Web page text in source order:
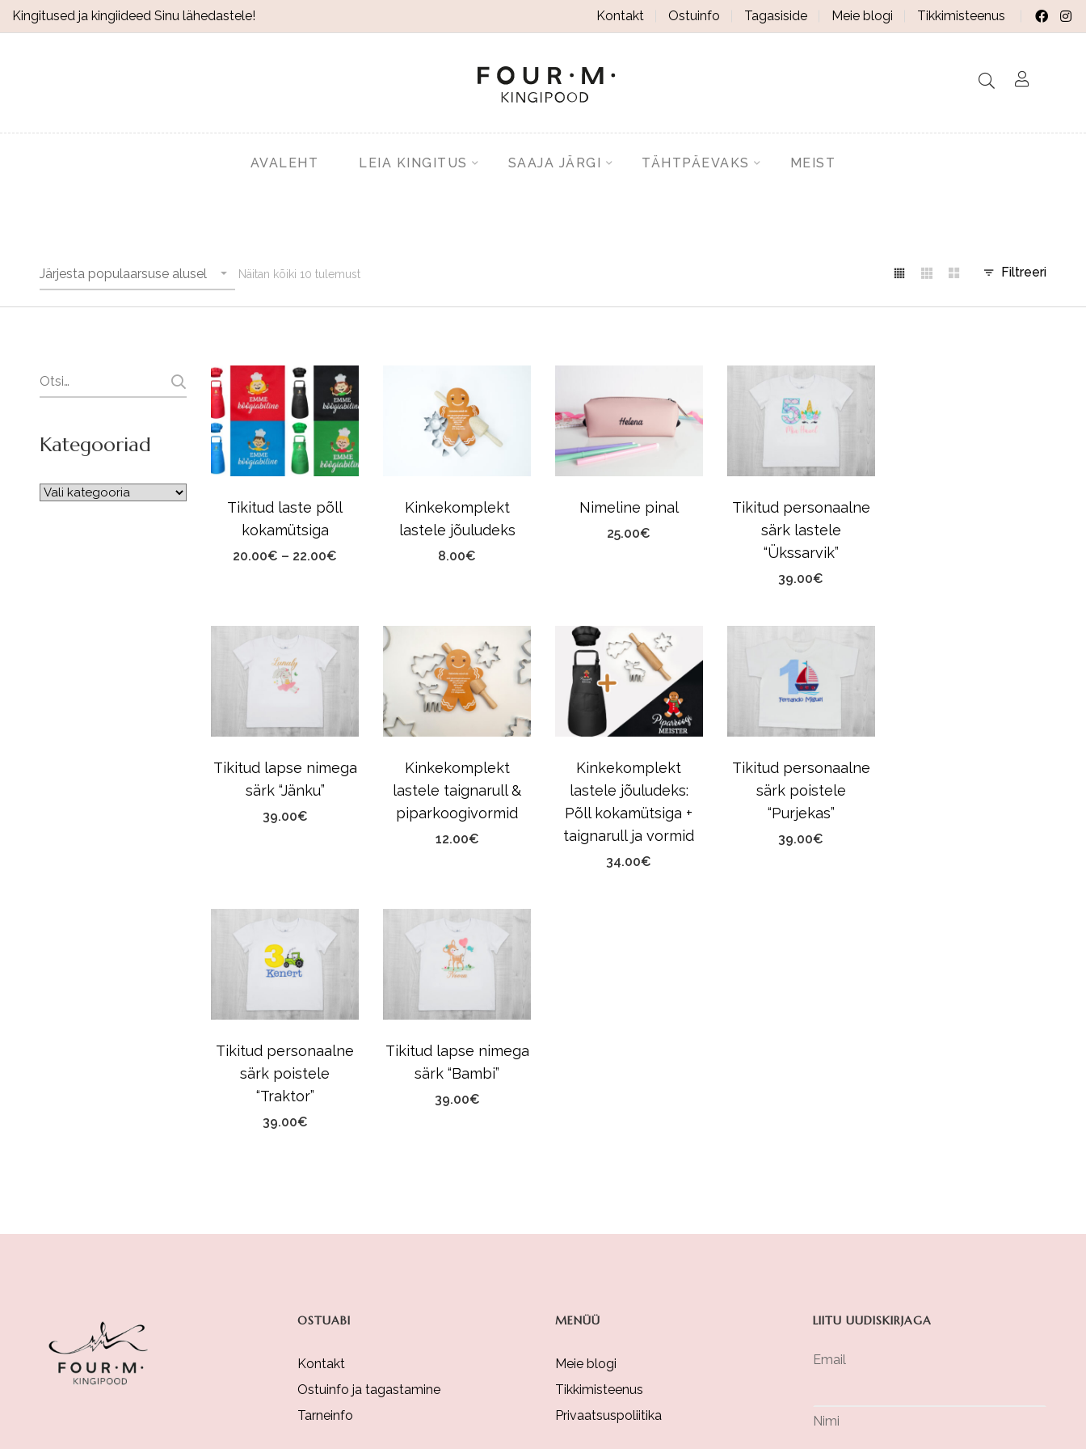
Kingitused ja kingiideed Sinu lähedastele! Kontakt Ostuinfo Tagasiside Meie blogi Tikkimisteenus
AVALEHT LEIA KINGITUS SAAJA JÄRGI TÄHTPÄEVAKS MEIST
Järjesta populaarsuse alusel Näitan kõiki 10 tulemust Filtreeri
Tikitud laste põll
kokamütsiga
20.00€ – 22.00€
Kinkekomplekt
lastele jõuludeks
8.00€
Nimeline pinal
25.00€
Tikitud personaalne
särk lastele
“Ükssarvik”
39.00€
Tikitud lapse nimega
särk “Jänku”
39.00€
Kinkekomplekt
lastele taignarull &
piparkoogivormid
12.00€
Kinkekomplekt
lastele jõuludeks:
Põll kokamütsiga +
taignarull ja vormid
34.00€
Tikitud personaalne
särk poistele
“Purjekas”
39.00€
Tikitud personaalne
särk poistele
“Traktor”
39.00€
Tikitud lapse nimega
särk “Bambi”
39.00€
Search
Kategooriad
OSTUABI
Kontakt
Ostuinfo ja tagastamine
Tarneinfo
MENÜÜ
Meie blogi
Tikkimisteenus
Privaatsuspoliitika
LIITU UUDISKIRJAGA
Email
Nimi